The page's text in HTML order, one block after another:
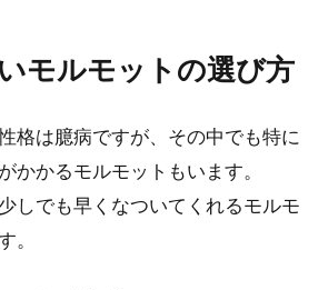
一人暮らしが寂しくてモルモットを飼い
も、自分がお仕事などで外出し...
モルモットの皮脂腺とは・皮脂
モルモットの選び方
格は臆病ですが、その中でも特に
かかるモルモットもいます。
しでも早くなついてくれるモルモ
。